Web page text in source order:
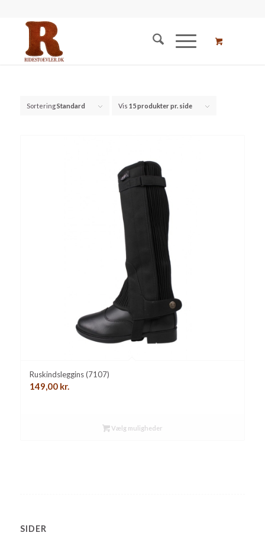
SorteringStandard Vis 15 produkter pr. side
Ruskindsleggins (7107)
149,00 kr.
Vælg muligheder
SIDER